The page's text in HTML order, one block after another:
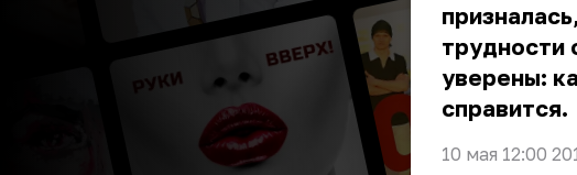
трудности
уверены:
справится.
10 мая 12:00